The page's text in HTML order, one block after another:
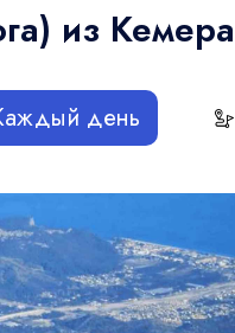
из Кемера
день
2
Морская